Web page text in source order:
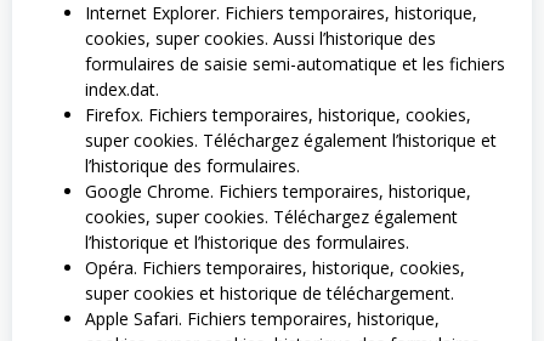
Internet Explorer. Fichiers temporaires, historique,
cookies, super cookies. Aussi l’historique des
formulaires de saisie semi-automatique et les fichiers
index.dat.
Firefox. Fichiers temporaires, historique, cookies,
super cookies. Téléchargez également l’historique et
l’historique des formulaires.
Google Chrome. Fichiers temporaires, historique,
cookies, super cookies. Téléchargez également
l’historique et l’historique des formulaires.
Opéra. Fichiers temporaires, historique, cookies,
super cookies et historique de téléchargement.
Apple Safari. Fichiers temporaires, historique,